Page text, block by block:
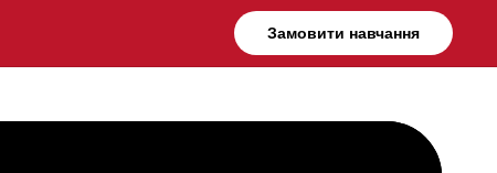
Замовити навчання